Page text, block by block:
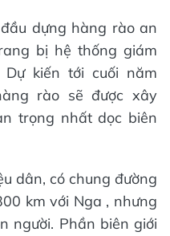
dựng hàng rào an
bị hệ thống giám
kiến tới cuối năm
rào sẽ được xây
trọng nhất dọc biên
dân, có chung đường
km với Nga , nhưng
người. Phần biên giới